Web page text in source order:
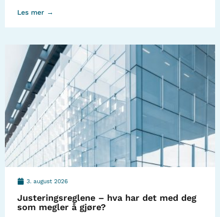
Les mer →
3. august 2026
Justeringsreglene – hva har det med deg
som megler å gjøre?